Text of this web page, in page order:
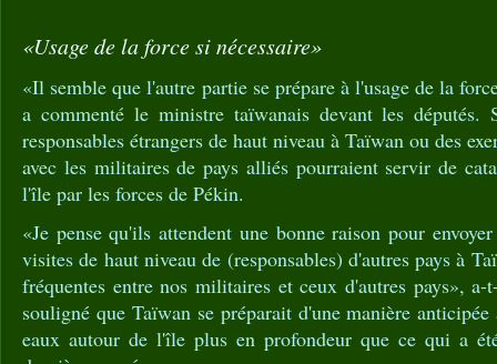
«Usage de la force si nécessaire»
«Il semble que l'autre partie se prépare à l'usage de la
a commenté le ministre taïwanais devant les
responsables étrangers de haut niveau à Taïwan ou des
avec les militaires de pays alliés pourraient servir de
l'île par les forces de Pékin.
«Je pense qu'ils attendent une bonne raison pour
visites de haut niveau de (responsables) d'autres pays à
fréquentes entre nos militaires et ceux d'autres pays»,
souligné que Taïwan se préparait d'une manière
eaux autour de l'île plus en profondeur que ce qui a